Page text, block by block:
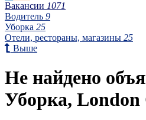
Вакансии 1071
Водитель 9
Уборка 25
Отели, рестораны, магазины 25
Выше
Не найдено
Уборка, London